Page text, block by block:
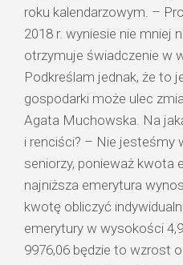
roku kalendarzowym. –
2018 r. wyniesie nie mniej
otrzymuje świadczenie w
Podkreślam jednak, że to
gospodarki może ulec
Agata Muchowska. Na
i renciści? – Nie jesteśmy
seniorzy, ponieważ kwota
najniższa emerytura
kwotę obliczyć
emerytury w wysokości
9976,06 będzie to wzrost